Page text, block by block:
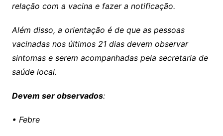
relação com a vacina e fazer a notificação.
Além disso, a orientação é de que as pessoas
vacinadas nos últimos 21 dias devem observar
sintomas e serem acompanhadas pela secretaria de
saúde local.
Devem ser observados:
• Febre